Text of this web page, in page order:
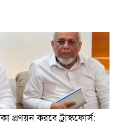
প্রণয়ন করবে ট্রাস্কফোর্স: